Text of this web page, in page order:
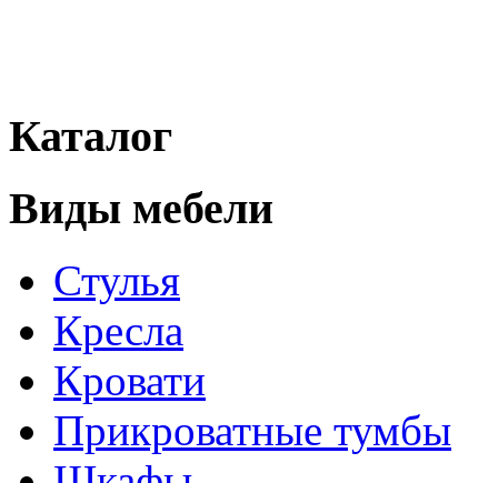
Каталог
Виды мебели
Стулья
Кресла
Кровати
Прикроватные тумбы